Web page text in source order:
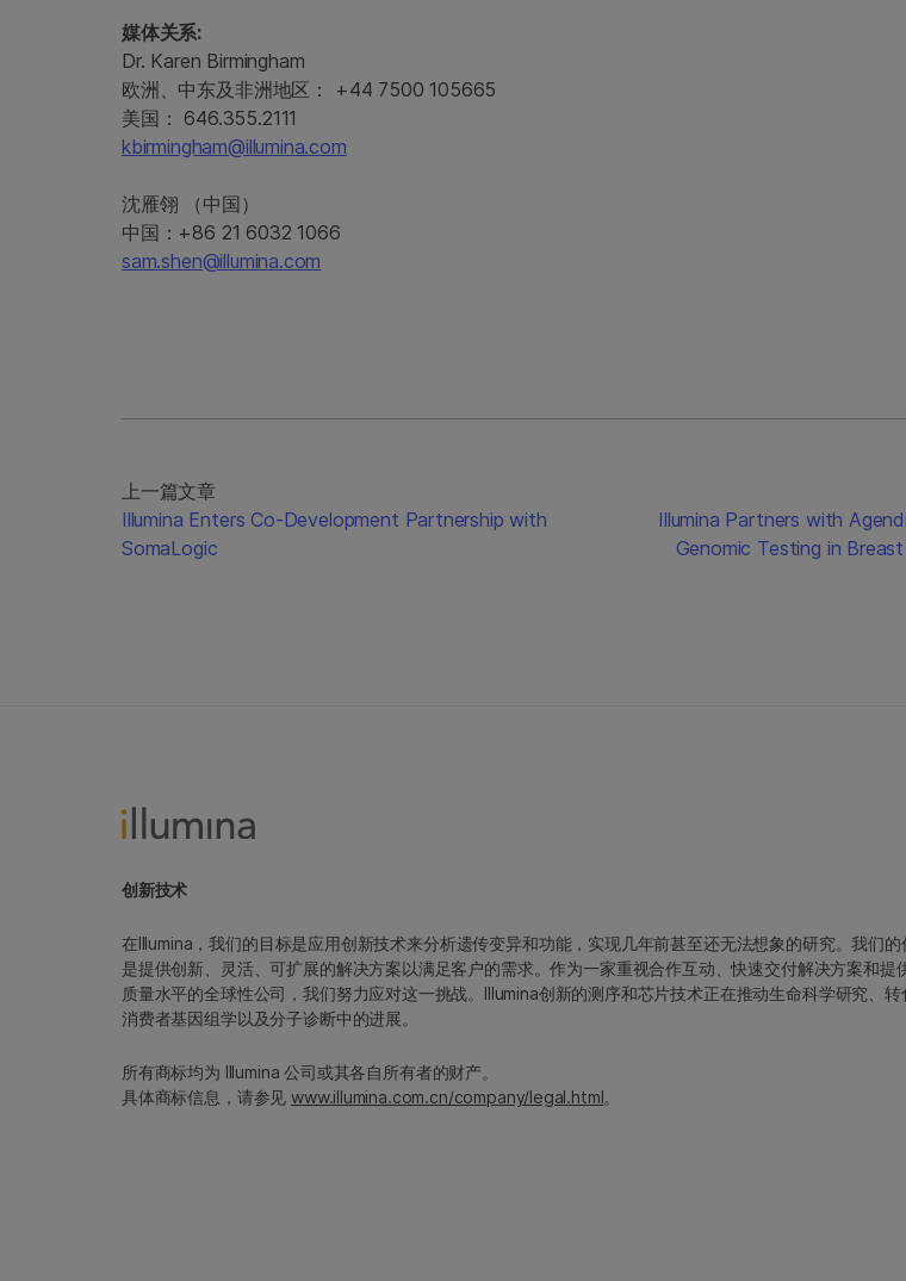
媒体关系:
Dr. Karen Birmingham
欧洲、中东及非洲地区： +44 7500 105665
美国： 646.355.2111
kbirmingham@illumina.com
沈雁翎 （中国）
中国：+86 21 6032 1066
sam.shen@illumina.com
上一篇文章
Illumina Enters Co-Development Partnership with
SomaLogic
Illumina Partners with
Genomic Testing in
创新技术
在Illumina，我们的目标是应用创新技术来分析遗传变异和功能，实现几年前甚至还无法想象的研究。我们的
是提供创新、灵活、可扩展的解决方案以满足客户的需求。作为一家重视合作互动、快速交付解决方案和提
质量水平的全球性公司，我们努力应对这一挑战。Illumina创新的测序和芯片技术正在推动生命科学研究、转
消费者基因组学以及分子诊断中的进展。
所有商标均为 Illumina 公司或其各自所有者的财产。
具体商标信息，请参见www.illumina.com.cn/company/legal.html。